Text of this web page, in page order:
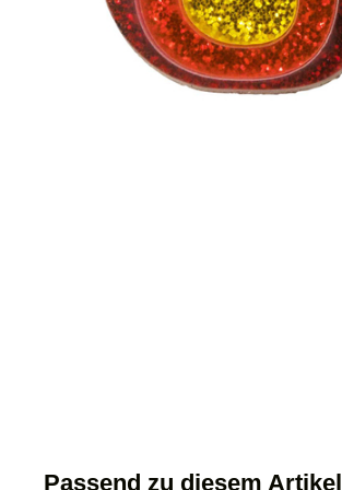
Passend zu diesem Artikel